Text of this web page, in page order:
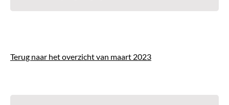
Terug naar het overzicht van maart 2023